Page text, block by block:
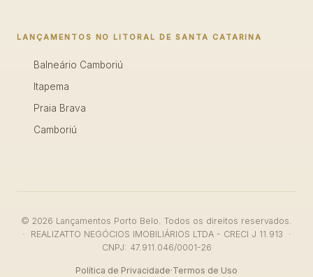
LANÇAMENTOS NO LITORAL DE SANTA CATARINA
Balneário Camboriú
Itapema
Praia Brava
Camboriú
© 2026 Lançamentos Porto Belo. Todos os direitos reservados.
· REALIZATTO NEGÓCIOS IMOBILIÁRIOS LTDA - CRECI J 11.913 ·
CNPJ: 47.911.046/0001-26
Política de Privacidade·Termos de Uso